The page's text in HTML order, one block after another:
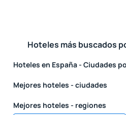
Hoteles más buscados
Hoteles en España - Ciudades
Mejores hoteles - ciudades
Mejores hoteles - regiones